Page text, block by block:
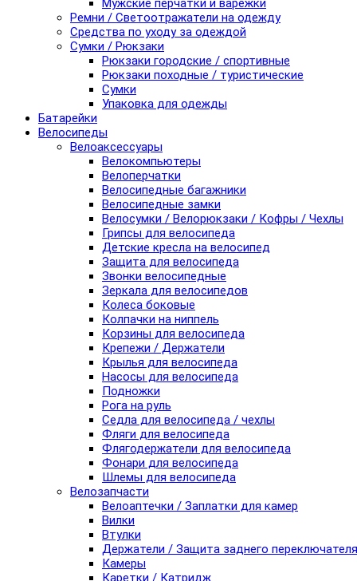
Мужские перчатки и варежки
Ремни / Светоотражатели на одежду
Средства по уходу за одеждой
Сумки / Рюкзаки
Рюкзаки городские / спортивные
Рюкзаки походные / туристические
Сумки
Упаковка для одежды
Батарейки
Велосипеды
Велоаксессуары
Велокомпьютеры
Велоперчатки
Велосипедные багажники
Велосипедные замки
Велосумки / Велорюкзаки / Кофры / Чехлы
Грипсы для велосипеда
Детские кресла на велосипед
Защита для велосипеда
Звонки велосипедные
Зеркала для велосипедов
Колеса боковые
Колпачки на ниппель
Корзины для велосипеда
Крепежи / Держатели
Крылья для велосипеда
Насосы для велосипеда
Подножки
Рога на руль
Седла для велосипеда / чехлы
Фляги для велосипеда
Флягодержатели для велосипеда
Фонари для велосипеда
Шлемы для велосипеда
Велозапчасти
Велоаптечки / Заплатки для камер
Вилки
Втулки
Держатели / Защита заднего переключателя
Камеры
Каретки / Катридж